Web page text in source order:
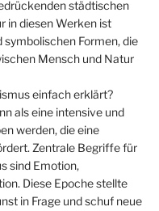
städtischen
in diesen Werken ist
Formen, die
Mensch und Natur
einfach erklärt?
als eine intensive und
werden, die eine
Zentrale Begriffe für
sind Emotion,
Diese Epoche stellte
in Frage und schuf neue